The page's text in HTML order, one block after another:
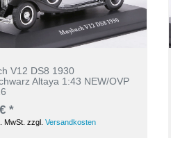
V12 DS8 1930
Altaya 1:43 NEW/OVP
*
MwSt. zzgl.Versandkosten